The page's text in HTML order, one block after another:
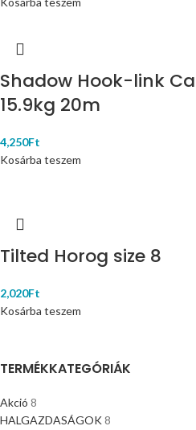
TERMÉKKATEGÓRIÁK
Akció 8
HALGAZDASÁGOK8
Shadow Hook-link
15.9kg 20m
4,250Ft
Kosárba teszem
Tilted Horog size 8
2,020Ft
Kosárba teszem